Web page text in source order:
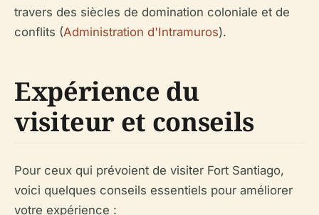
travers des siècles de domination coloniale et de
conflits (Administration d'Intramuros).
Expérience du
visiteur et conseils
Pour ceux qui prévoient de visiter Fort Santiago,
voici quelques conseils essentiels pour améliorer
votre expérience :